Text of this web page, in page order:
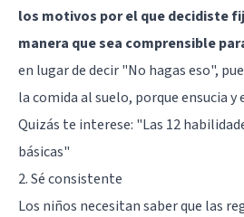
los motivos por el que decidiste
manera que sea comprensible
en lugar de decir "No hagas eso",
la comida al suelo, porque ensucia y
Quizás te interese: "Las 12
básicas"
2. Sé consistente
Los niños necesitan saber que las